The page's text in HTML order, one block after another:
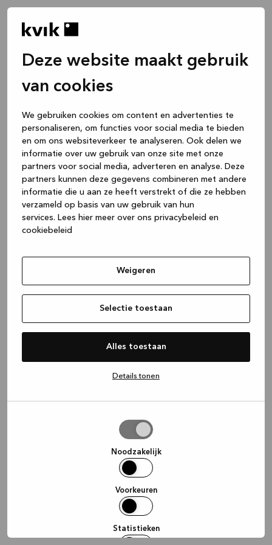
Deze website maakt gebruik
van cookies
We gebruiken cookies om content en advertenties te
personaliseren, om functies voor social media te bieden
en om ons websiteverkeer te analyseren. Ook delen we
informatie over uw gebruik van onze site met onze
partners voor social media, adverteren en analyse. Deze
partners kunnen deze gegevens combineren met andere
informatie die u aan ze heeft verstrekt of die ze hebben
verzameld op basis van uw gebruik van hun
services. Lees hier meer over ons privacybeleid en
cookiebeleid
Weigeren
Selectie toestaan
Alles toestaan
Details tonen
Noodzakelijk
Voorkeuren
Statistieken
(see the browser console for more
information).